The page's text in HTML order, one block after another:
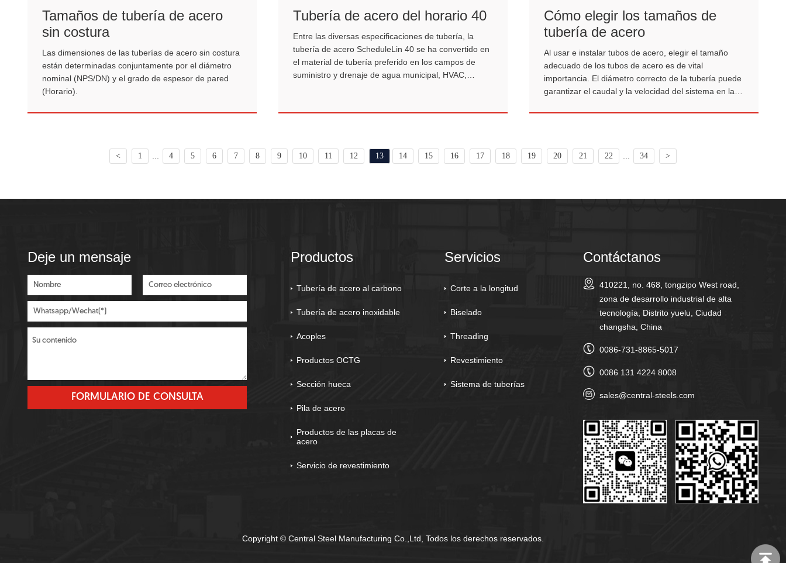
Tamaños de tubería de acero
sin costura
Las dimensiones de las tuberías de acero sin costura
están determinadas conjuntamente por el diámetro
nominal (NPS/DN) y el grado de espesor de pared
(Horario).
Tubería de acero del horario 40
Entre las diversas especificaciones de tubería, la
tubería de acero ScheduleLin 40 se ha convertido en
el material de tubería preferido en los campos de
suministro y drenaje de agua municipal, HVAC,
de presión confiable y ventaja de costo económico.
Cómo elegir los tamaños de
tubería de acero
Al usar e instalar tubos de acero, elegir el tamaño
adecuado de los tubos de acero es de vital
importancia. El diámetro correcto de la tubería puede
garantizar el caudal y la velocidad del sistema en las
construcción.
< 1 4 5 6 7 8 9 10 11 12 13 14 15 16 17 18 19 20 21 22 34 >
Deje un mensaje Productos
Tubería de acero al carbono
Tubería de acero inoxidable
Acoples
Productos OCTG
Sección hueca
Pila de acero
Productos de las placas de
acero
Servicio de revestimiento
Servicios
Corte a la longitud
Biselado
Threading
Revestimiento
Sistema de tuberías
Contáctanos
410221, no. 468, tongzipo West road,
zona de desarrollo industrial de alta
tecnología, Distrito yuelu, Ciudad
changsha, China
0086-731-8865-5017
0086 131 4224 8008
sales@central-steels.com
Copyright © Central Steel Manufacturing Co.,Ltd, Todos los derechos reservados.